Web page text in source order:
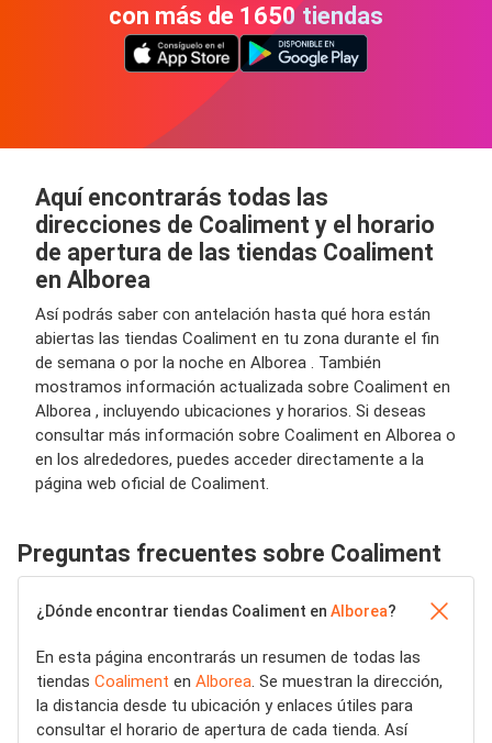
con más de 1650 tiendas
Aquí encontrarás todas las
direcciones de Coaliment y el horario
de apertura de las tiendas Coaliment
en Alborea
Así podrás saber con antelación hasta qué hora están
abiertas las tiendas Coaliment en tu zona durante el fin
de semana o por la noche en Alborea . También
mostramos información actualizada sobre Coaliment en
Alborea , incluyendo ubicaciones y horarios. Si deseas
consultar más información sobre Coaliment en Alborea o
en los alrededores, puedes acceder directamente a la
página web oficial de Coaliment.
Preguntas frecuentes sobre Coaliment
¿Dónde encontrar tiendas Coaliment en Alborea?
En esta página encontrarás un resumen de todas las
tiendas Coaliment en Alborea. Se muestran la dirección,
la distancia desde tu ubicación y enlaces útiles para
consultar el horario de apertura de cada tienda. Así